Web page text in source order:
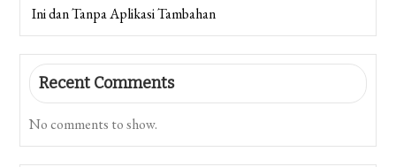
Ini dan Tanpa Aplikasi Tambahan
Recent Comments
No comments to show.